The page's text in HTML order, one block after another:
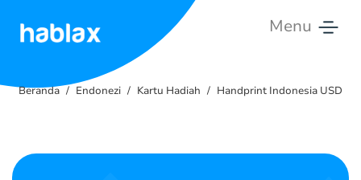
Menu
Tarif
Beranda Endonezi Kartu Hadiah Handprint Indonesia USD